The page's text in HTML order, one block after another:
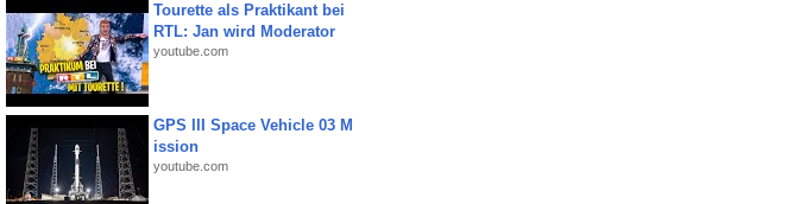
Tourette als Praktikant bei
RTL: Jan wird Moderator
youtube.com
GPS III Space Vehicle 03 M
ission
youtube.com